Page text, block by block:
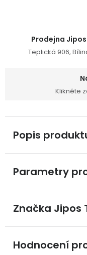
Prodejna Jipos
Teplická 906,
Klikněte
Popis
Parametry
Značka Jipos
Hodnocení